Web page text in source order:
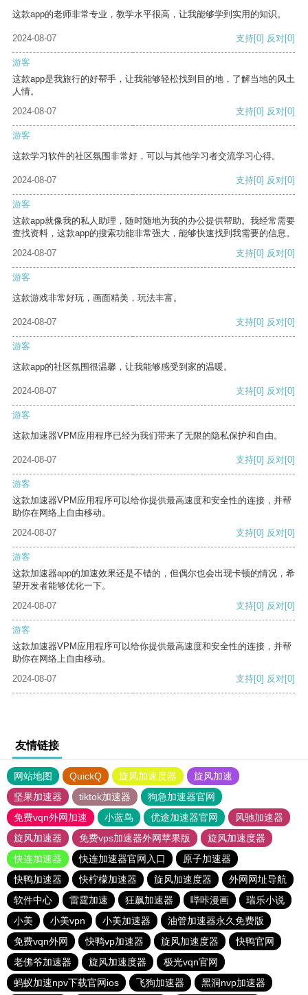
这款app的老师非常专业，教学水平很高，让我能够学到实用的知识。
2024-08-07 支持[0] 反对[0]
游客
这款app是我旅行的好帮手，让我能够轻松找到目的地，了解当地的风土
人情。
2024-08-07
支持[0] 反对[0]
游客
这款学习软件的社区氛围非常好，可以与其他学习者交流学习心得。
2024-08-07 支持[0] 反对[0]
游客
这款app就像我的私人助理，随时随地为我的办公提供帮助。我经常需要
查找资料，这款app的搜索功能非常强大，能够快速找到我需要的信息。
2024-08-07
支持[0] 反对[0]
游客
这款游戏非常好玩，画面精美，玩法丰富。
2024-08-07 支持[0] 反对[0]
游客
这款app的社区氛围很温馨，让我能够感受到家的温暖。
2024-08-07 支持[0] 反对[0]
游客
这款加速器VPM应用程序已经为我们带来了无限的隐私保护和自由。
2024-08-07 支持[0] 反对[0]
游客
这款加速器VPM应用程序可以给你提供最高速度和安全性的连接，并帮
助你在网络上自由移动。
2024-08-07
支持[0] 反对[0]
游客
这款加速器app的加速效果还是不错的，但偶尔也会出现卡顿的情况，希
望开发者能够优化一下。
2024-08-07
支持[0] 反对[0]
游客
这款加速器VPM应用程序可以给你提供最高速度和安全性的连接，并帮
助你在网络上自由移动。
2024-08-07
支持[0] 反对[0]
友情链接
网站地图 QuickQ 旋风加速度器
旋风加速
坚果加速器
tiktok加速器
狗急加速器官网
免费vqn外网加速
小蓝鸟 优途加速器官网
风驰加速器
旋风加速器
免费vps加速器外网苹果版
旋风加速度器
快连加速器
快连加速器官网入口
原子加速器
快鸭加速器
快柠檬加速器 旋风加速度器
外网网址导航
软件中心
雷霆加速 狂飙加速器 哔咔漫画
瑞乐小说
小美
小美vpn 小美加速器
油管加速器永久免费版
免费vqn外网
快鸭vp加速器 旋风加速度器
快鸭官网
老佛爷加速器
旋风加速度器
极光vqn官网
蚂蚁加速npv下载官网ios
飞狗加速器 黑洞nvp加速器